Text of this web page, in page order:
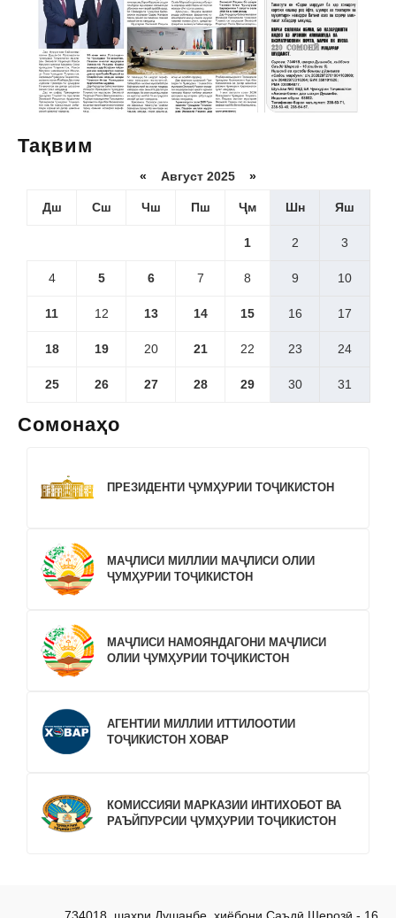
Тақвим
« Август 2025 »
Дш Сш Чш Пш Ҷм Шн Яш
1 2 3
4 5 6 7 8 9 10
11 12 13 14 15 16 17
18 19 20 21 22 23 24
25 26 27 28 29 30 31
Сомонаҳо
ПРЕЗИДЕНТИ ҶУМҲУРИИ ТОҶИКИСТОН
МАҶЛИСИ МИЛЛИИ МАҶЛИСИ ОЛИИ
ҶУМҲУРИИ ТОҶИКИСТОН
МАҶЛИСИ НАМОЯНДАГОНИ МАҶЛИСИ
ОЛИИ ҶУМҲУРИИ ТОҶИКИСТОН
АГЕНТИИ МИЛЛИИ ИТТИЛООТИИ
ТОҶИКИСТОН ХОВАР
КОМИССИЯИ МАРКАЗИИ ИНТИХОБОТ ВА
РАЪЙПУРСИИ ҶУМҲУРИИ ТОҶИКИСТОН